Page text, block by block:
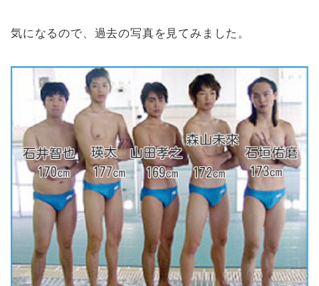
気になるので、過去の写真を見てみました。